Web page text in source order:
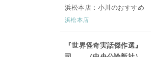
浜松本店：小川のおすすめ
浜松本店
『世界怪奇実話傑作選